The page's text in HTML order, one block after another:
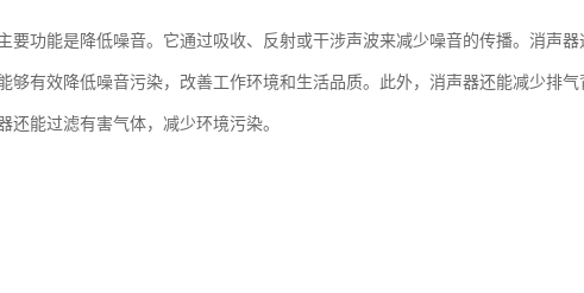
要功能是降低噪音。它通过吸收、反射或干涉声波来减少噪音的传播。消声
够有效降低噪音污染，改善工作环境和生活品质。此外，消声器还能减少排
还能过滤有害气体，减少环境污染。